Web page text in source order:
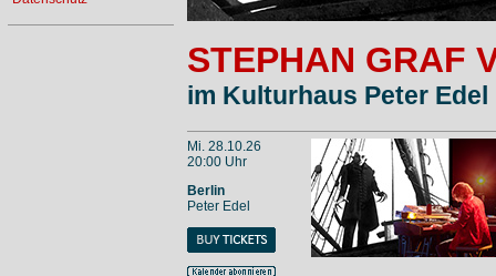
STEPHAN GRAF
im Kulturhaus Peter
Mi. 28.10.26
20:00 Uhr
Berlin
Peter Edel